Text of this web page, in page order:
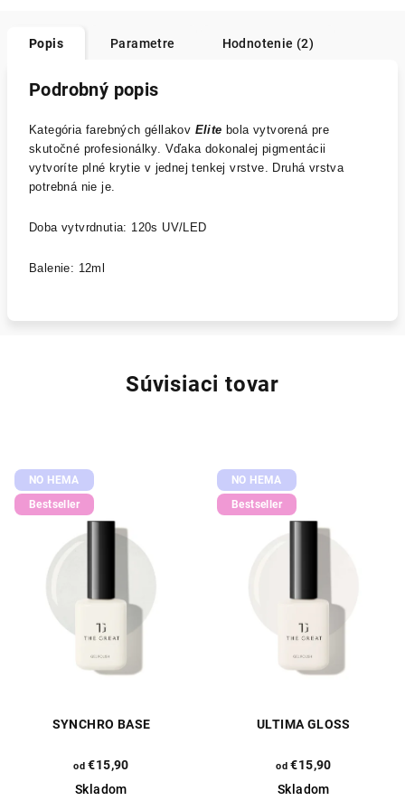
Popis Parametre Hodnotenie (2)
Podrobný popis
Kategória farebných géllakov Elite bola vytvorená pre
skutočné profesionálky. Vďaka dokonalej pigmentácii
vytvoríte plné krytie v jednej tenkej vrstve. Druhá vrstva
potrebná nie je.
Doba vytvrdnutia: 120s UV/LED
Balenie: 12ml
Súvisiaci tovar
NO HEMA
Bestseller
SYNCHRO BASE
od €15,90
Skladom
NO HEMA
Bestseller
ULTIMA GLOSS
od €15,90
Skladom